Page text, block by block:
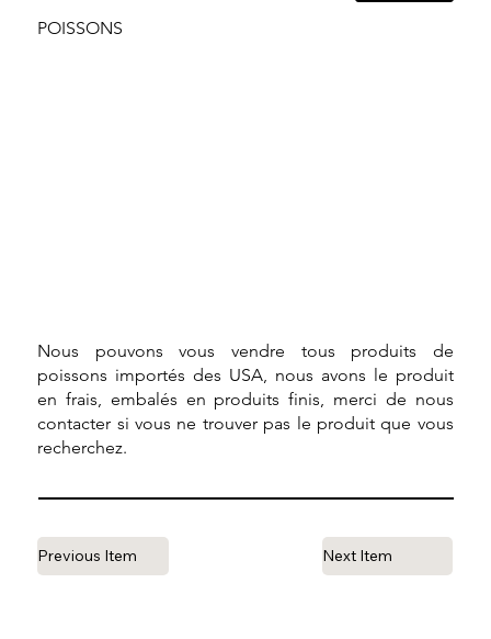
POISSONS
Nous pouvons vous vendre tous produits de
poissons importés des USA, nous avons le produit
en frais, embalés en produits finis, merci de nous
contacter si vous ne trouver pas le produit que vous
recherchez.
Previous Item Next Item